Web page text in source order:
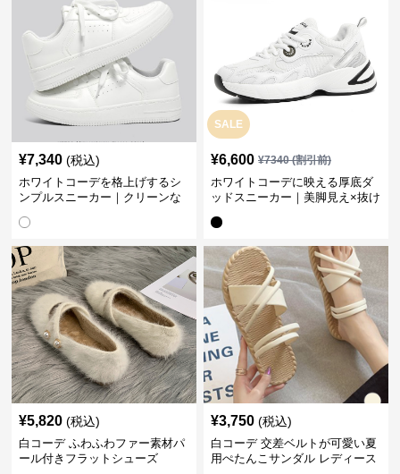
¥7,340 (税込)
ホワイトコーデを格上げするシ
ンプルスニーカー｜クリーンな
SALE
¥6,600 ¥7340(割引前)
ホワイトコーデに映える厚底ダ
ッドスニーカー｜美脚見え×抜け
¥5,820 (税込)
白コーデ ふわふわファー素材パ
ール付きフラットシューズ
¥3,750 (税込)
白コーデ 交差ベルトが可愛い夏
用ぺたんこサンダル レディース